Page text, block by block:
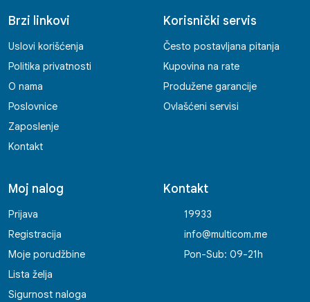
Brzi linkovi
Uslovi korišćenja
Politika privatnosti
O nama
Poslovnice
Zaposlenje
Kontakt
Korisnički servis
Često postavljana pitanja
Kupovina na rate
Produžene garancije
Ovlašćeni servisi
Moj nalog
Prijava
Registracija
Moje porudžbine
Lista želja
Sigurnost naloga
Kontakt
19933
info@multicom.me
Pon-Sub: 09-21h